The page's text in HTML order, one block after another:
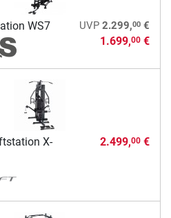
WS7 UVP 2.299,00€
1.699,00€
X-
2.499,00€